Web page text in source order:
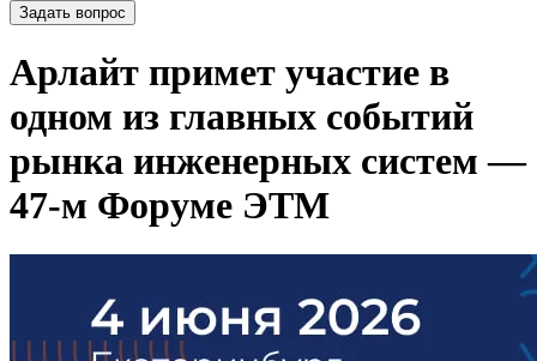
Задать вопрос
Арлайт примет участие в
одном из главных событий
рынка инженерных систем —
47-м Форуме ЭТМ